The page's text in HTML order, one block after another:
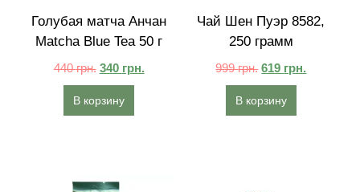
Голубая матча Анчан
Matcha Blue Tea 50 г
440грн. 340 грн.
В корзину
Чай Шен Пуэр 8582,
250 грамм
999грн. 619 грн.
В корзину